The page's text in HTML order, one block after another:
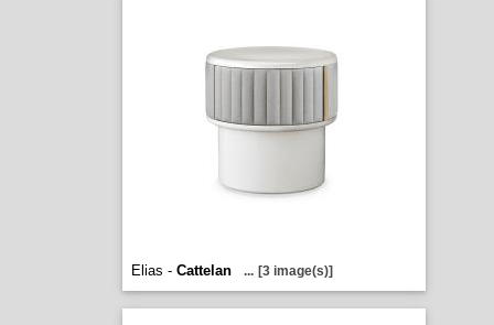
Elias - Cattelan ... [3 image(s)]